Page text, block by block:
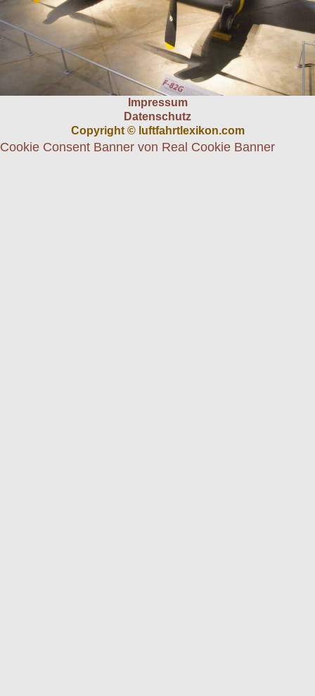
Impressum
Datenschutz
Copyright © luftfahrtlexikon.com
Cookie Consent Banner von Real Cookie Banner